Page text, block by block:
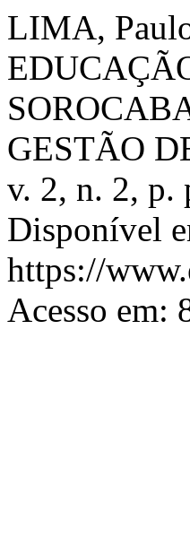
LIMA,
GESTÃO
v. 2, n. 2, p.
Disponível
https://
Acesso em: